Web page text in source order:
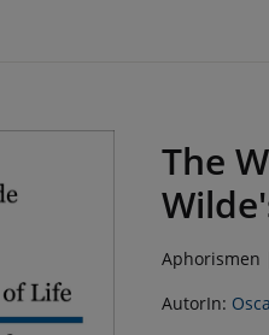
The
Aphorismen
AutorIn: